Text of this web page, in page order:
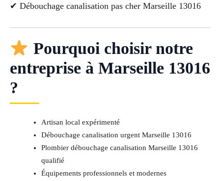
✔ Débouchage canalisation pas cher Marseille 13016
Pourquoi choisir notre
entreprise à Marseille 13016
?
Artisan local expérimenté
Débouchage canalisation urgent Marseille 13016
Plombier débouchage canalisation Marseille 13016
qualifié
Équipements professionnels et modernes